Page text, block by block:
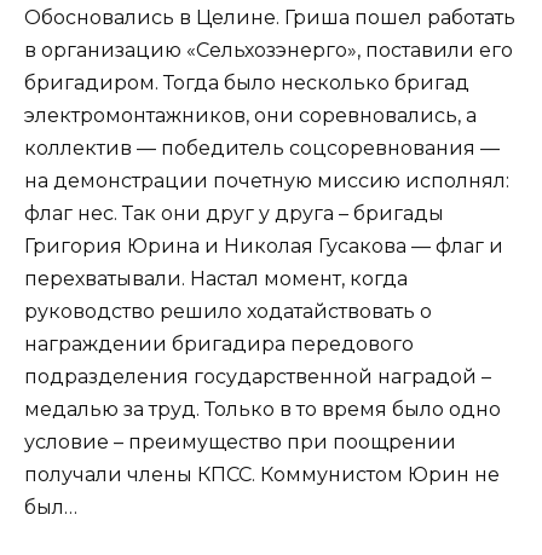
Обосновались в Целине. Гриша пошел работать
в организацию «Сельхозэнерго», поставили его
бригадиром. Тогда было несколько бригад
электромонтажников, они соревновались, а
коллектив — победитель соцсоревнования —
на демонстрации почетную миссию исполнял:
флаг нес. Так они друг у друга – бригады
Григория Юрина и Николая Гусакова — флаг и
перехватывали. Настал момент, когда
руководство решило ходатайствовать о
награждении бригадира передового
подразделения государственной наградой –
медалью за труд. Только в то время было одно
условие – преимущество при поощрении
получали члены КПСС. Коммунистом Юрин не
был…